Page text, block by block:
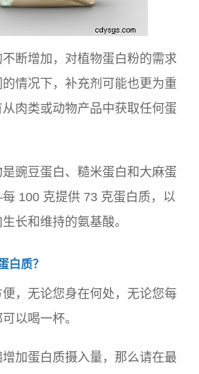
断增加，对植物蛋白粉的需求
情况下，补充剂可能也更为重
肉类或动物产品中获取任何蛋
豌豆蛋白、糙米蛋白和大麻蛋
100 克提供 73 克蛋白质，以
长和维持的氨基酸。
白质？
，无论您身在何处，无论您每
以喝一杯。
加蛋白质摄入量，那么请在最